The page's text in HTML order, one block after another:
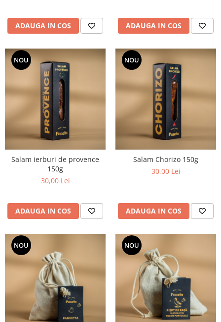
ADAUGA IN COS ADAUGA IN COS
NOU
Salam ierburi de provence
150g
30,00 Lei
ADAUGA IN COS
NOU
Salam Chorizo 150g
30,00 Lei
ADAUGA IN COS
NOU NOU